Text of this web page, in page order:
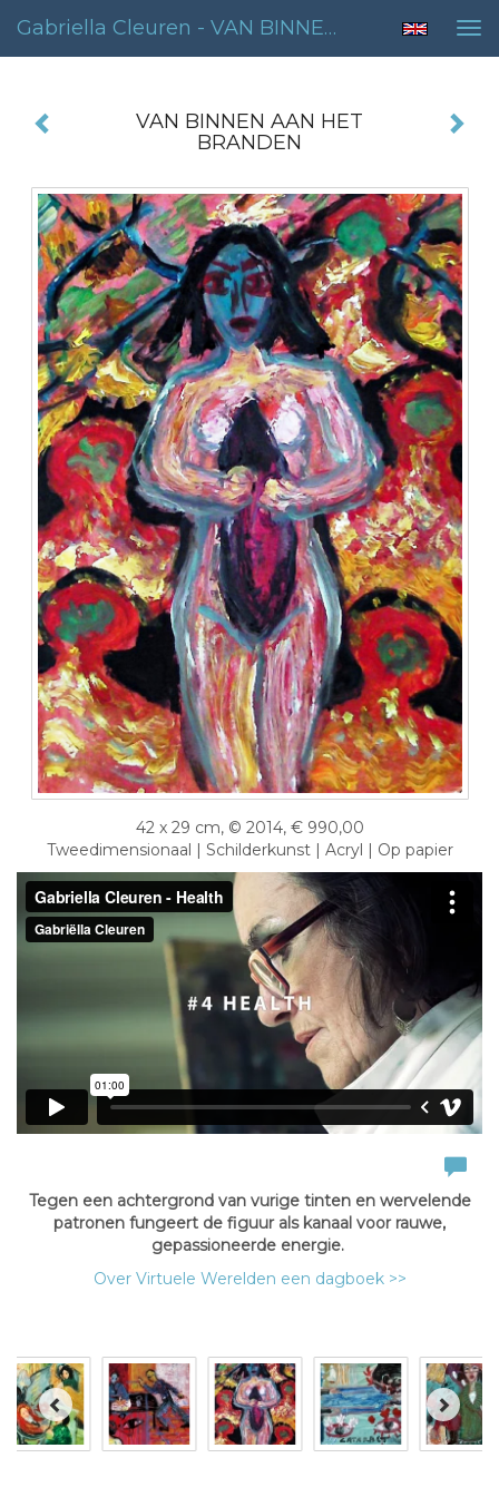
Gabriella Cleuren - VAN BINNEN AAN HET BRANDEN
VAN BINNEN AAN HET
BRANDEN
42 x 29 cm, © 2014, € 990,00
Tweedimensionaal | Schilderkunst | Acryl | Op papier
Tegen een achtergrond van vurige tinten en wervelende
patronen fungeert de figuur als kanaal voor rauwe,
gepassioneerde energie.
Over Virtuele Werelden een dagboek >>